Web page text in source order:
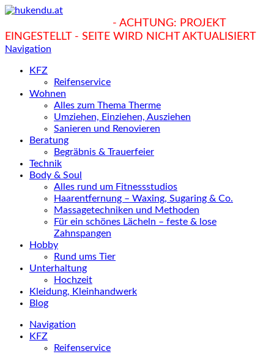
- ACHTUNG: PROJEKT
EINGESTELLT - SEITE WIRD NICHT AKTUALISIERT
Navigation
KFZ
Reifenservice
Wohnen
Alles zum Thema Therme
Umziehen, Einziehen, Ausziehen
Sanieren und Renovieren
Beratung
Begräbnis & Trauerfeier
Technik
Body & Soul
Alles rund um Fitnessstudios
Haarentfernung – Waxing, Sugaring & Co.
Massagetechniken und Methoden
Für ein schönes Lächeln – feste & lose
Zahnspangen
Hobby
Rund ums Tier
Unterhaltung
Hochzeit
Kleidung, Kleinhandwerk
Blog
Navigation
KFZ
Reifenservice